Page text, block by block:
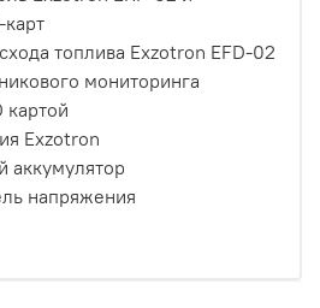
топлива Exzotron EFD-02
мониторинга
картой
Exzotron
аккумулятор
напряжения